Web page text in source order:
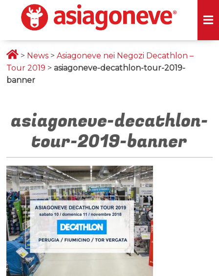
> News >Asiagoneve nei Negozi Decathlon –
Tour 2019 >asiagoneve-decathlon-tour-2019-
banner
asiagoneve-decathlon-
tour-2019-banner